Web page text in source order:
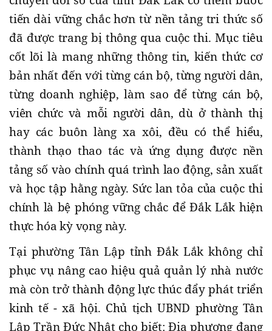
tiến dài vững chắc hơn từ nền tảng tri thức số
đã được trang bị thông qua cuộc thi. Mục tiêu
cốt lõi là mang những thông tin, kiến thức cơ
bản nhất đến với từng cán bộ, từng người dân,
từng doanh nghiệp, làm sao để từng cán bộ,
viên chức và mỗi người dân, dù ở thành thị
hay các buôn làng xa xôi, đều có thể hiểu,
thành thạo thao tác và ứng dụng được nền
tảng số vào chính quá trình lao động, sản xuất
và học tập hằng ngày. Sức lan tỏa của cuộc thi
chính là bệ phóng vững chắc để Đắk Lắk hiện
thực hóa kỳ vọng này.
Tại phường Tân Lập tỉnh Đắk Lắkkhông chỉ
phục vụ nâng cao hiệu quả quản lý nhà nước
mà còn trở thành động lực thúc đẩy phát triển
kinh tế - xã hội. Chủ tịch UBND phường Tân
Lập Trần Đức Nhậtcho biết: Địa phương đang